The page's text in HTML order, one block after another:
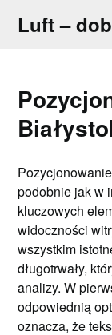
Luft –
podobnie jak w
kluczowych
widoczności
wszystkim
długotrwały,
analizy. W
odpowiednią
oznacza, że